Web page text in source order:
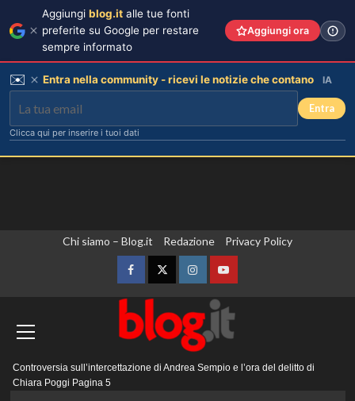
Chi siamo – Blog.it Redazione Privacy Policy
FacebookTwitterInstagramYouTube
principale
Controversia sull’intercettazione di Andrea Sempio e l’ora del delitto di
Chiara Poggi Pagina 5
Aggiungi blog.it alle tue fonti
preferite su Google per restare
sempre informato
Aggiungi ora
✉️ Entra nella community - ricevi le notizie che contano IA
Entra
Clicca qui per inserire i tuoi dati